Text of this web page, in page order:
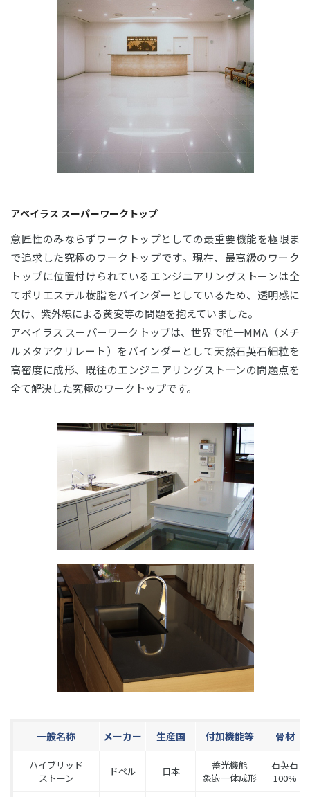
アベイラス スーパーワークトップ
意匠性のみならずワークトップとしての最重要機能を極限ま
で追求した究極のワークトップです。現在、最高級のワーク
トップに位置付けられているエンジニアリングストーンは全
てポリエステル樹脂をバインダーとしているため、透明感に
欠け、紫外線による黄変等の問題を抱えていました。
アベイラス スーパーワークトップは、世界で唯一MMA（メチ
ルメタアクリレート）をバインダーとして天然石英石細粒を
高密度に成形、既往のエンジニアリングストーンの問題点を
全て解決した究極のワークトップです。
一般名称 メーカー 生産国 付加機能等 骨材
ハイブリッド
ストーン
ドペル 日本
蓄光機能
象嵌一体成形
石英石
100%